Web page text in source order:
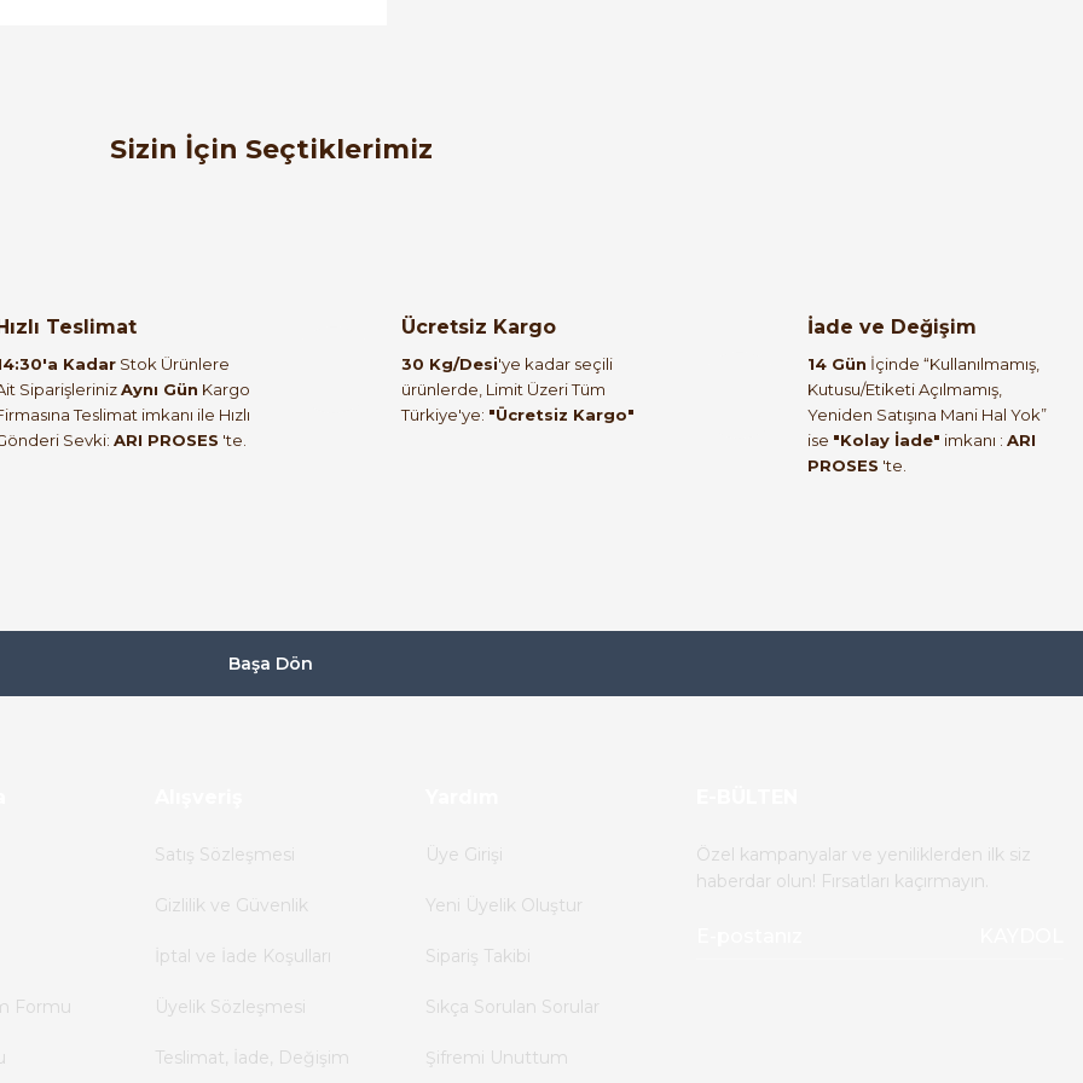
Sizin İçin Seçtiklerimiz
36.007,11 TL
23.401,02 TL
%39
2AI
SIEMENS 6ES7221-1BH32-0XB0 | SM 1221 16 DI 24VDC Giriş Modülü
Teslimat
Kadar Stok Ürünlere
SiparişlerinizAynı Gün Kargo
Teslimat imkanı ile Hızlı
Sevki: ARI PROSES 'te.
Ücretsiz Kargo
30 Kg/Desi'ye kadar seçili
ürünlerde, Limit Üzeri Tüm
Türkiye'ye: "Ücretsiz Kargo"
İade ve Değişim
14 Gün İçinde “Kullanılmamış,
Kutusu/Etiketi Açılmamış,
Yeniden Satışına Mani Hal Yok”
ise "Kolay İade" imkanı : ARI
PROSES 'te.
Başa Dön
Formu
Satış Sözleşmesi
Gizlilik ve Güvenlik
İptal ve İade Koşulları
Üyelik Sözleşmesi
Teslimat, İade, Değişim
Üye Girişi
Yeni Üyelik Oluştur
Sipariş Takibi
Sıkça Sorulan Sorular
Şifremi Unuttum
Özel kampanyalar ve yeniliklerden ilk siz
haberdar olun! Fırsatları kaçırmayın.